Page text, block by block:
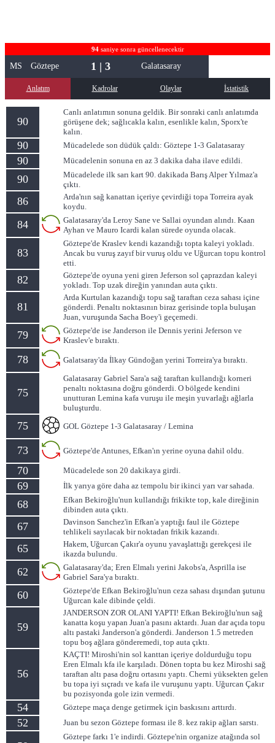
94saniye sonra güncellenecektir
MS Göztepe 1 | 3 Galatasaray
Anlatım Kadrolar Olaylar İstatistik
90
Canlı anlatımın sonuna geldik. Bir sonraki canlı anlatımda
görüşene dek; sağlıcakla kalın, esenlikle kalın, Sporx'te
kalın.
90 Mücadelede son düdük çaldı: Göztepe 1-3 Galatasaray
90 Mücadelenin sonuna en az 3 dakika daha ilave edildi.
90
Mücadelede ilk sarı kart 90. dakikada Barış Alper Yılmaz'a
çıktı.
86
Arda'nın sağ kanattan içeriye çevirdiği topa Torreira ayak
koydu.
84
Galatasaray'da Leroy Sane ve Sallai oyundan alındı. Kaan
Ayhan ve Mauro Icardi kalan sürede oyunda olacak.
83
Göztepe'de Kraslev kendi kazandığı topta kaleyi yokladı.
Ancak bu vuruş zayıf bir vuruş oldu ve Uğurcan topu kontrol
etti.
82
Göztepe'de oyuna yeni giren Jeferson sol çaprazdan kaleyi
yokladı. Top uzak direğin yanından auta çıktı.
81
Arda Kurtulan kazandığı topu sağ taraftan ceza sahası içine
gönderdi. Penaltı noktasının biraz gerisinde topla buluşan
Juan, vuruşunda Sacha Boey'i geçemedi.
79
Göztepe'de ise Janderson ile Dennis yerini Jeferson ve
Kraslev'e bıraktı.
78 Galatsaray'da İlkay Gündoğan yerini Torreira'ya bıraktı.
75
Galatasaray Gabriel Sara'a sağ taraftan kullandığı korneri
penaltı noktasına doğru gönderdi. O bölgede kendini
unutturan Lemina kafa vuruşu ile meşin yuvarlağı ağlarla
buluşturdu.
75 GOL Göztepe 1-3 Galatasaray / Lemina
73 Göztepe'de Antunes, Efkan'ın yerine oyuna dahil oldu.
70 Mücadelede son 20 dakikaya girdi.
69 İlk yarıya göre daha az tempolu bir ikinci yarı var sahada.
68
Efkan Bekiroğlu'nun kullandığı frikikte top, kale direğinin
dibinden auta çıktı.
67
Davinson Sanchez'in Efkan'a yaptığı faul ile Göztepe
tehlikeli sayılacak bir noktadan frikik kazandı.
65
Hakem, Uğurcan Çakır'a oyunu yavaşlattığı gerekçesi ile
ikazda bulundu.
62
Galatasaray'da; Eren Elmalı yerini Jakobs'a, Asprilla ise
Gabriel Sara'ya bıraktı.
60
Göztepe'de Efkan Bekiroğlu'nun ceza sahası dışından şutunu
Uğurcan kale dibinde çeldi.
59
JANDERSON ZOR OLANI YAPTI! Efkan Bekiroğlu'nun sağ
kanatta koşu yapan Juan'a pasını aktardı. Juan dar açıda topu
altı pastaki Janderson'a gönderdi. Janderson 1.5 metreden
topu boş ağlara gönderemedi, top auta çıktı.
56
KAÇTI! Miroshi'nin sol kanttan içeriye doldurduğu topu
Eren Elmalı kfa ile karşıladı. Dönen topta bu kez Miroshi sağ
taraftan altı pasa doğru ortasını yaptı. Cherni yüksekten gelen
bu topa iyi sıçradı ve kafa ile vuruşunu yaptı. Uğurcan Çakır
bu pozisyonda gole izin vermedi.
54 Göztepe maça denge getirmek için baskısını arttırdı.
52 Juan bu sezon Göztepe forması ile 8. kez rakip ağları sarstı.
Göztepe farkı 1'e indirdi. Göztepe'nin organize atağında sol